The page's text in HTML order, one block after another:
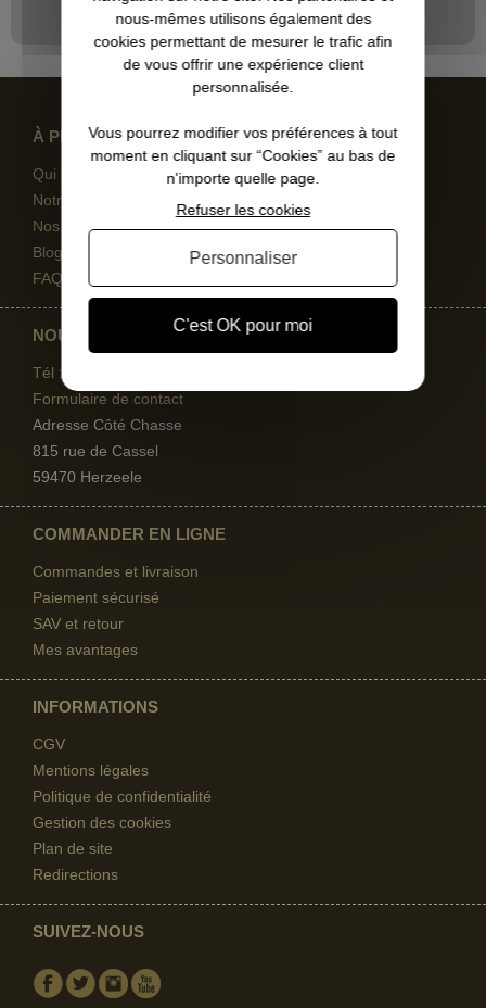
À PROPOS
Qui sommes-nous
Notre magasin
Nos engagements
Blog et conseils d'experts
FAQ
NOUS CONTACTER
Tél : 09 67
Formulaire de contact
Adresse Côté Chasse
815 rue de Cassel
59470 Herzeele
COMMANDER EN LIGNE
Commandes et livraison
Paiement sécurisé
SAV et retour
Mes avantages
INFORMATIONS
CGV
Mentions légales
Politique de confidentialité
Gestion des cookies
Plan de site
Redirections
SUIVEZ-NOUS
Facebook
TwitterInstagram
nous-mêmes utilisons également des
cookies permettant de mesurer le trafic afin
de vous offrir une expérience client
personnalisée.
Vous pourrez modifier vos préférences à tout
moment en cliquant sur “Cookies” au bas de
n'importe quelle page.
C'est OK pour moi
Refuser les cookies
Personnaliser